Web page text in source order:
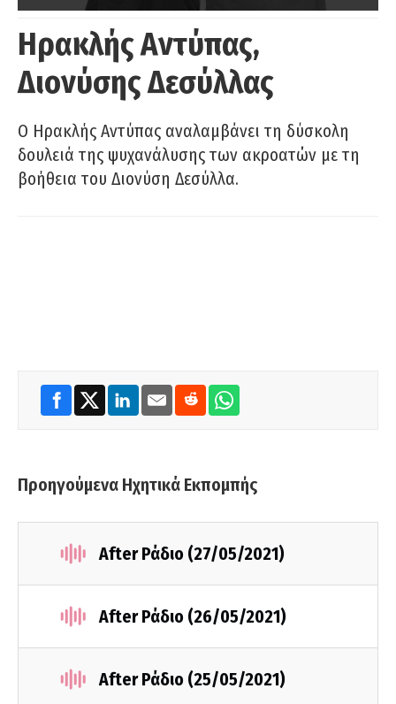
Ηρακλής Αντύπας,
Διονύσης Δεσύλλας
Ο Ηρακλής Αντύπας αναλαμβάνει τη δύσκολη
δουλειά της ψυχανάλυσης των ακροατών με τη
βοήθεια του Διονύση Δεσύλλα.
Προηγούμενα Ηχητικά Εκπομπής
After Ράδιο (27/05/2021)
After Ράδιο (26/05/2021)
After Ράδιο (25/05/2021)